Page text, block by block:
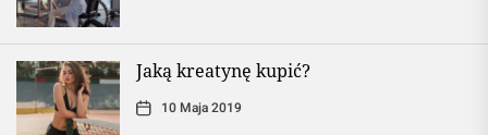
Jaką kreatynę kupić?
10 Maja 2019